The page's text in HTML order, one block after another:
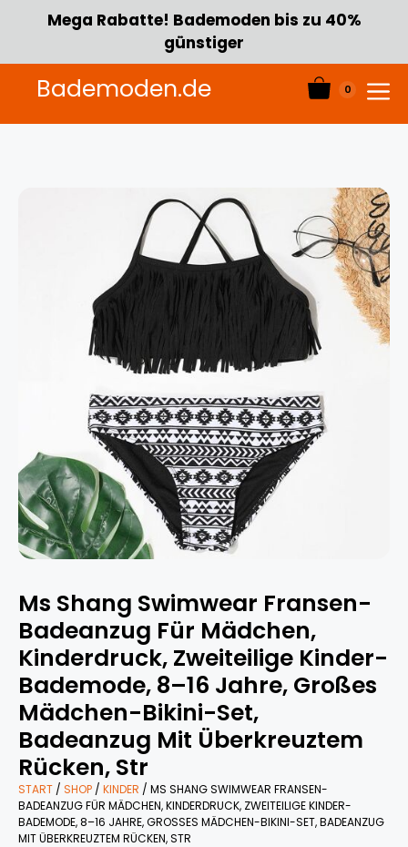
Mega Rabatte! Bademoden bis zu 40%
günstiger
Bademoden.de 0
Menü
Ms Shang Swimwear Fransen-
Badeanzug Für Mädchen,
Kinderdruck, Zweiteilige Kinder-
Bademode, 8–16 Jahre, Großes
Mädchen-Bikini-Set,
Badeanzug Mit Überkreuztem
Rücken, Str
START / SHOP / KINDER / MS SHANG SWIMWEAR FRANSEN-
BADEANZUG FÜR MÄDCHEN, KINDERDRUCK, ZWEITEILIGE KINDER-
BADEMODE, 8–16 JAHRE, GROSSES MÄDCHEN-BIKINI-SET, BADEANZUG M
IT ÜBERKREUZTEM RÜCKEN, STR